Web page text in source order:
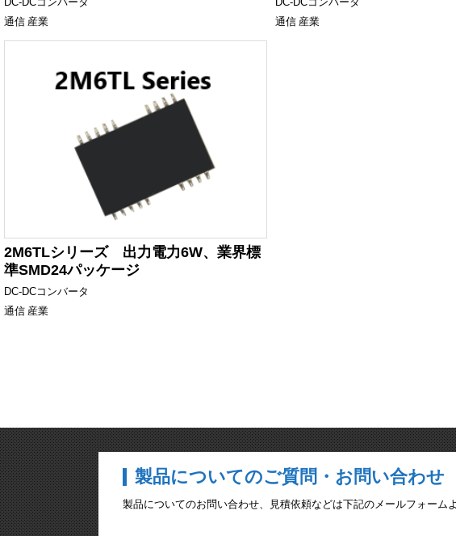
通信 産業
通信 産業
2M6TLシリーズ 出力電力6W、業界標
準SMD24パッケージ
DC-DCコンバータ
通信 産業
製品についてのご質問・お問い合わせ
製品についてのお問い合わせ、見積依頼などは下記のメールフォーム